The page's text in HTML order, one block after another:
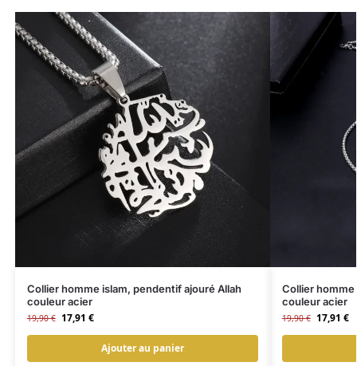
Collier homme islam, pendentif ajouré Allah
couleur acier
19,90€ 17,91 €
Ajouter au panier
Collier
couleur acier
19,90€ 17,91 €